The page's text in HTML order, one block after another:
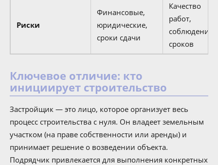
Риски
Финансовые,
юридические,
сроки сдачи
Качество
работ,
соблюдение
сроков
Ключевое отличие: кто
инициирует строительство
Застройщик — это лицо, которое организует весь
процесс строительства с нуля. Он владеет земельным
участком (на праве собственности или аренды) и
принимает решение о возведении объекта.
Подрядчик привлекается для выполнения конкретных